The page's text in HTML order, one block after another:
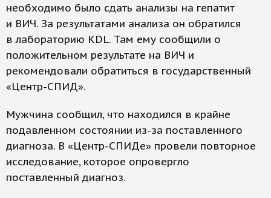
необходимо было сдать анализы на гепатит
и ВИЧ. За результатами анализа он обратился
в лабораторию KDL. Там ему сообщили о
положительном результате на ВИЧ и
рекомендовали обратиться в государственный
«Центр-СПИД».
Мужчина сообщил, что находился в крайне
подавленном состоянии из-за поставленного
диагноза. В «Центр-СПИДе» провели повторное
исследование, которое опровергло
поставленный диагноз.